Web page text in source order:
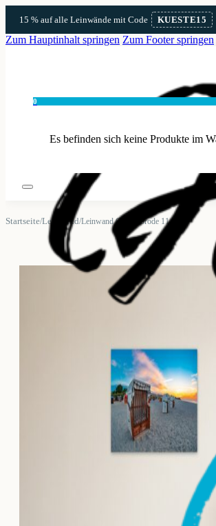
15 % auf alle Leinwände mit Code KUESTE15
Zum Hauptinhalt springen Zum Footer springen
0
Es befinden sich keine Produkte im
Startseite/Leinwand/Leinwand Großenbrode 11